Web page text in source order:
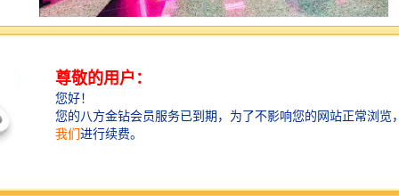
广告机器：数码喷绘机、写真机、数码纺织印刷机、雕刻
机、切割机设备等广告机器设备。
广告耗材：喷绘写真材料、灯箱布、反光材料、各类板材、